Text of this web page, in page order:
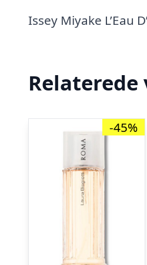
Issey Miyake L’Eau
Relaterede
-45%